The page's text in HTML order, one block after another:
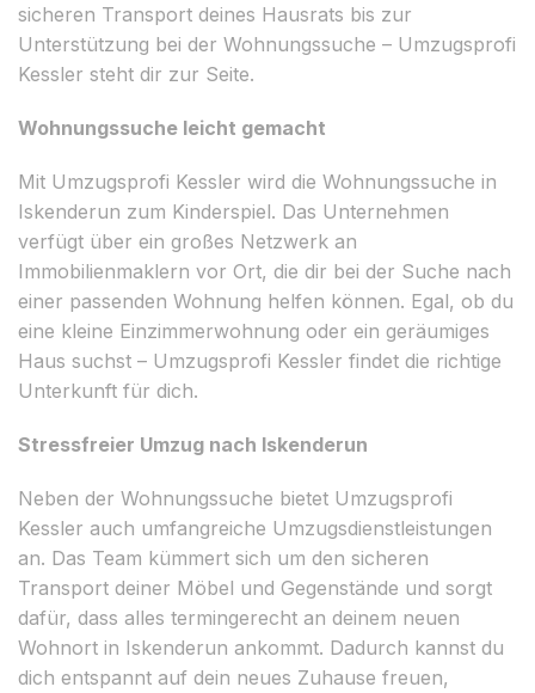
sicheren Transport deines Hausrats bis zur
Unterstützung bei der Wohnungssuche – Umzugsprofi
Kessler steht dir zur Seite.
Wohnungssuche leicht gemacht
Mit Umzugsprofi Kessler wird die Wohnungssuche in
Iskenderun zum Kinderspiel. Das Unternehmen
verfügt über ein großes Netzwerk an
Immobilienmaklern vor Ort, die dir bei der Suche nach
einer passenden Wohnung helfen können. Egal, ob du
eine kleine Einzimmerwohnung oder ein geräumiges
Haus suchst – Umzugsprofi Kessler findet die richtige
Unterkunft für dich.
Stressfreier Umzug nach Iskenderun
Neben der Wohnungssuche bietet Umzugsprofi
Kessler auch umfangreiche Umzugsdienstleistungen
an. Das Team kümmert sich um den sicheren
Transport deiner Möbel und Gegenstände und sorgt
dafür, dass alles termingerecht an deinem neuen
Wohnort in Iskenderun ankommt. Dadurch kannst du
dich entspannt auf dein neues Zuhause freuen,